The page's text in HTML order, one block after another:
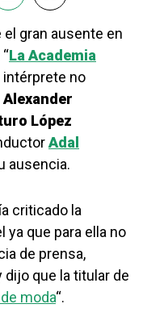
el gran ausente en
La Academia
intérprete no
Alexander
López
Adal
ausencia.
criticado la
ya que para ella no
de prensa,
que la titular de
moda“.